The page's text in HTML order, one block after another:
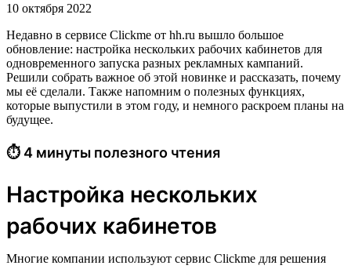
10 октября 2022
Недавно в сервисе Clickme от hh.ru вышло большое
обновление: настройка нескольких рабочих кабинетов для
одновременного запуска разных рекламных кампаний.
Решили собрать важное об этой новинке и рассказать, почему
мы её сделали. Также напомним о полезных функциях,
которые выпустили в этом году, и немного раскроем планы на
будущее.
⏱ 4 минуты полезного чтения
Настройка нескольких
рабочих кабинетов
Многие компании используют сервис Clickme для решения